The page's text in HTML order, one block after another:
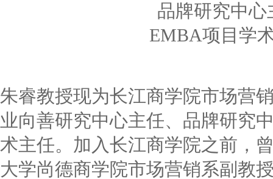
品牌研究中
EMBA项目学
朱睿教授现为长江商学院市场营
业向善研究中心主任、品牌研究
术主任。加入长江商学院之前，
大学尚德商学院市场营销系副教